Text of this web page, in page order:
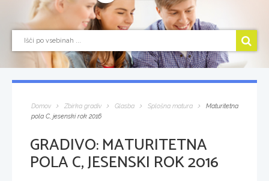
Domov Zbirka gradiv Glasba Splošna matura
Maturitetna
pola C, jesenski rok 2016
GRADIVO:MATURITETNA
POLA C, JESENSKI ROK 2016